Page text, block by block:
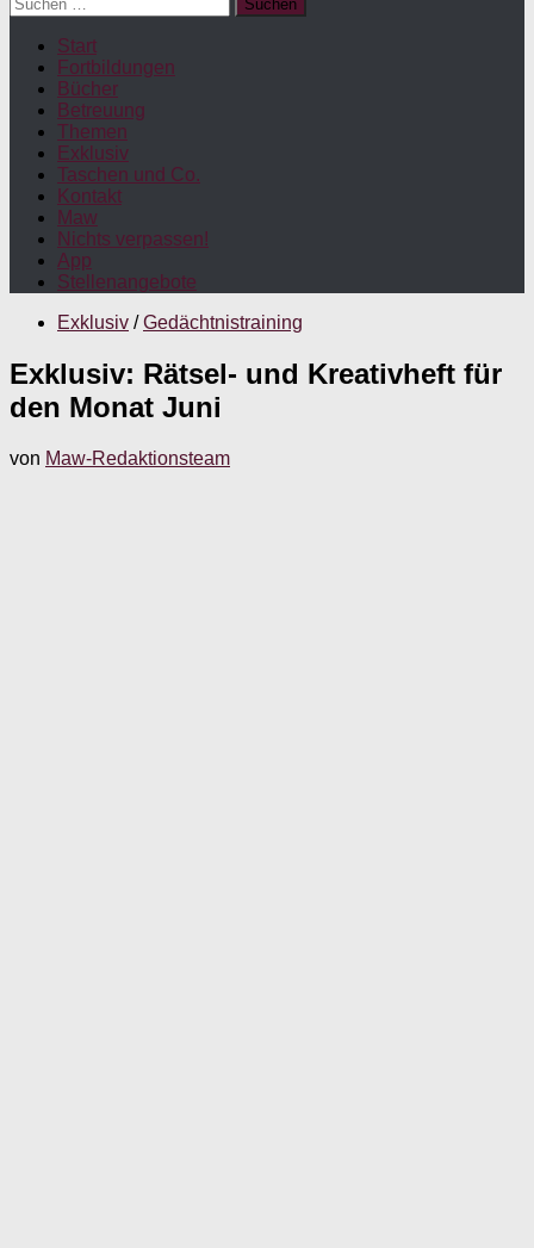
nach:
Start
Fortbildungen
Bücher
Betreuung
Themen
Exklusiv
Taschen und Co.
Kontakt
Maw
Nichts verpassen!
App
Stellenangebote
Exklusiv / Gedächtnistraining
Exklusiv: Rätsel- und Kreativheft für
den Monat Juni
von Maw-Redaktionsteam